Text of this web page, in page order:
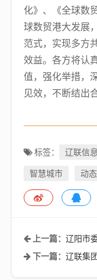
化》、《全球数
球数贸港大发展
范式，实现多方
效益。各方将认
值，强化举措，
见效，不断结出
标签： 辽联信息
智慧城市
动
上一篇：辽阳市委
下一篇：辽联集团